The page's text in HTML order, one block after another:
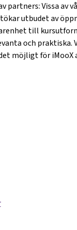
partners: Vissa av
utbudet av
till
och praktiska.
möjligt för iMooX